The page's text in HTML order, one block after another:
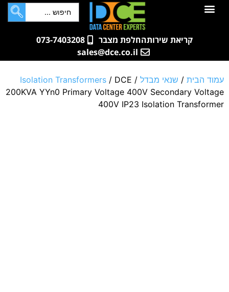
לתוכן
קריאת שירותהחלפת מצבר
073-7403208
sales@dce.co.il
עמוד הבית / שנאי מבדל /
Isolation Transformers / DCE
200KVA YYn0 Primary Voltage 400V Secondary Voltage
400V IP23 Isolation Transformer